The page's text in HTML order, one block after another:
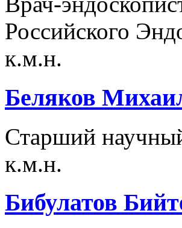
Российского
к.м.н.
Беляков
Старший
к.м.н.
Бибулатов